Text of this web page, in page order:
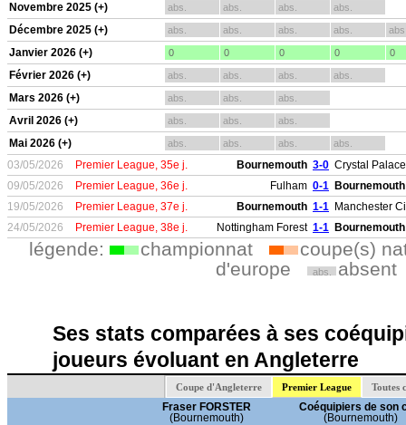
Novembre 2025 (+) abs. abs. abs. abs.
Décembre 2025 (+) abs. abs. abs. abs.
Janvier 2026 (+) 0 0 0 0 0
Février 2026 (+) abs. abs. abs. abs.
Mars 2026 (+) abs. abs. abs.
Avril 2026 (+) abs. abs. abs.
Mai 2026 (+) abs. abs. abs. abs.
03/05/2026 Premier League, 35e j. Bournemouth 3-0 Crystal Palace
09/05/2026
Premier League, 36e j. Fulham 0-1 Bournemouth
19/05/2026
Premier League, 37e j. Bournemouth 1-1 Manchester
24/05/2026
Premier League, 38e j. Nottingham Forest 1-1 Bournemouth
légende: championnat
coupe(s)
d'europe
abs. absent
Ses stats comparées à ses
joueurs évoluant en Angleterre
Coupe d'Angleterre Premier League Toutes
Fraser FORSTER
(Bournemouth)
Coéquipiers de son
(Bournemouth)